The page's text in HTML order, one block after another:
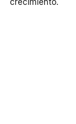
crecimiento.